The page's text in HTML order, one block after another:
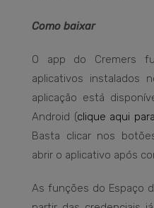
Como baixar
O app do Cremers
aplicativos instalados
aplicação está
Android (clique aqui
Basta clicar nos
abrir o aplicativo após
As funções do Espaço